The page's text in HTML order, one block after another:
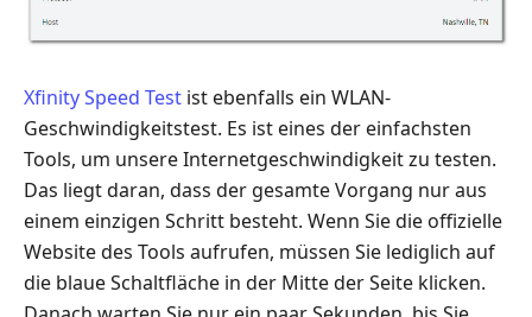
Xfinity Speed Test ist ebenfalls ein WLAN-
Geschwindigkeitstest. Es ist eines der einfachsten
Tools, um unsere Internetgeschwindigkeit zu testen.
Das liegt daran, dass der gesamte Vorgang nur aus
einem einzigen Schritt besteht. Wenn Sie die offizielle
Website des Tools aufrufen, müssen Sie lediglich auf
die blaue Schaltfläche in der Mitte der Seite klicken.